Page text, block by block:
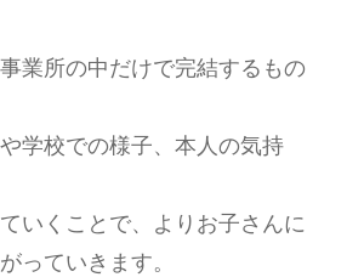
業所の中だけで完結するもの
学校での様子、本人の気持
いくことで、よりお子さんに
っていきます。